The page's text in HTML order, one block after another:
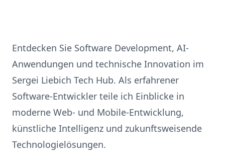
Entdecken Sie Software Development, AI-
Anwendungen und technische Innovation im
Sergei Liebich Tech Hub. Als erfahrener
Software-Entwickler teile ich Einblicke in
moderne Web- und Mobile-Entwicklung,
künstliche Intelligenz und zukunftsweisende
Technologielösungen.